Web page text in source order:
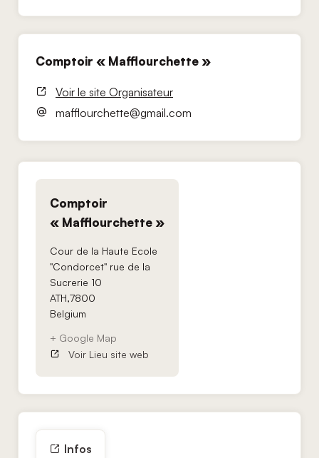
Comptoir « Mafflourchette »
Voir le site Organisateur
mafflourchette@gmail.com
Comptoir
« Mafflourchette »
Cour de la Haute Ecole
"Condorcet" rue de la
Sucrerie 10
ATH,7800
Belgium
+ Google Map
Voir Lieu site web
Infos